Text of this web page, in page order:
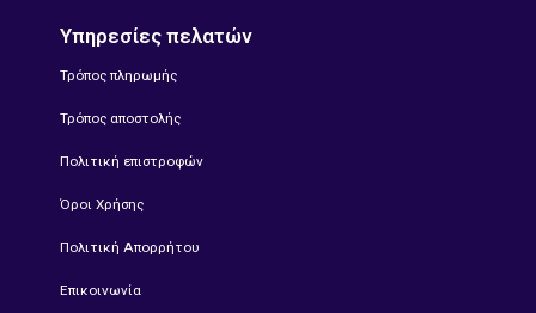
Υπηρεσίες πελατών
Τρόπος πληρωμής
Τρόπος αποστολής
Πολιτική επιστροφών
Όροι Χρήσης
Πολιτική Απορρήτου
Επικοινωνία